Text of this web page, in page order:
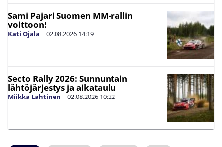
Sami Pajari Suomen MM-rallin
voittoon!
Kati Ojala | 02.08.2026 14:19
Secto Rally 2026: Sunnuntain
lähtöjärjestys ja aikataulu
Miikka Lahtinen | 02.08.2026 10:32